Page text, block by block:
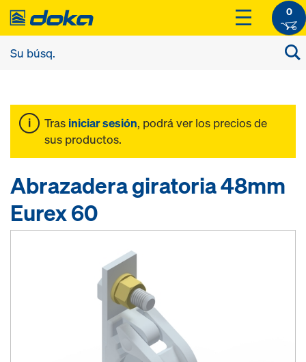
0
Tras iniciar sesión, podrá ver los precios de
sus productos.
Abrazadera giratoria 48mm
Eurex 60